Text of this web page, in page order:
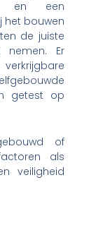
en een
het bouwen
de juiste
nemen. Er
getest op
of
als
veiligheid